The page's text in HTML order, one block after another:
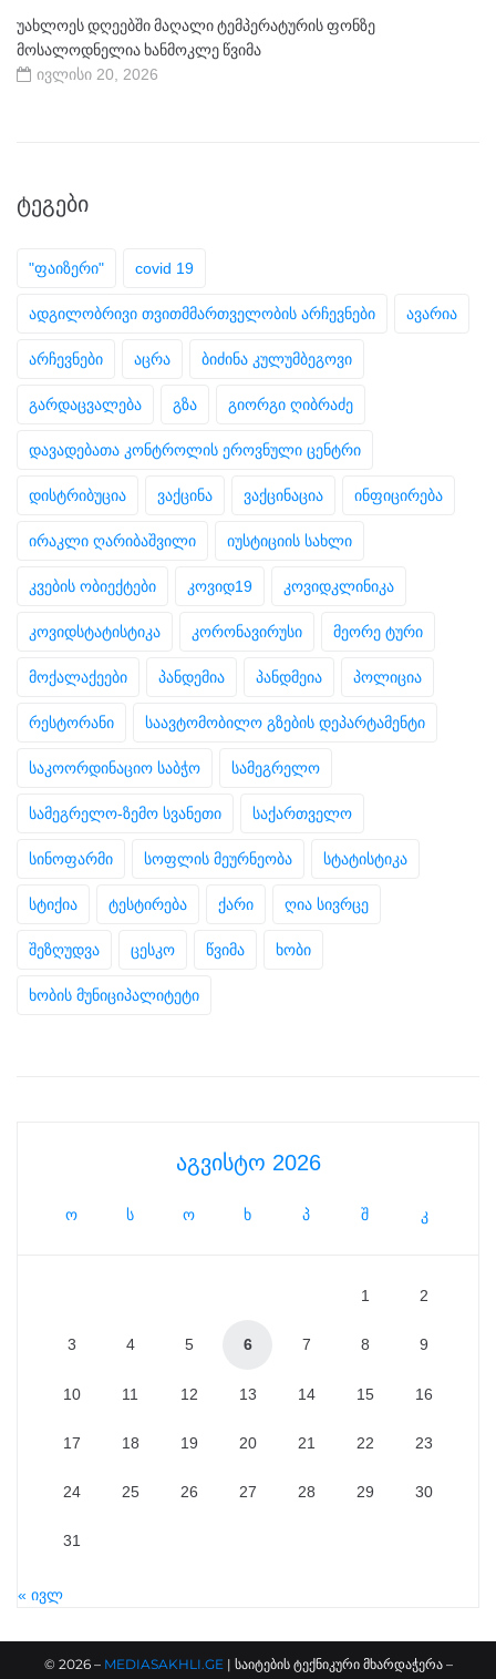
უახლოეს დღეებში მაღალი ტემპერატურის ფონზე
მოსალოდნელია ხანმოკლე წვიმა
ივლისი 20, 2026
ᲢᲔᲒᲔᲑᲘ
"ფაიზერი" covid 19
ადგილობრივი თვითმმართველობის არჩევნები ავარია
არჩევნები აცრა ბიძინა კულუმბეგოვი
გარდაცვალება გზა გიორგი ღიბრაძე
დავადებათა კონტროლის ეროვნული ცენტრი
დისტრიბუცია ვაქცინა ვაქცინაცია ინფიცირება
ირაკლი ღარიბაშვილი იუსტიციის სახლი
კვების ობიექტები კოვიდ19 კოვიდკლინიკა
კოვიდსტატისტიკა კორონავირუსი მეორე ტური
მოქალაქეები პანდემია პანდმეია პოლიცია
რესტორანი საავტომობილო გზების დეპარტამენტი
საკოორდინაციო საბჭო სამეგრელო
სამეგრელო-ზემო სვანეთი საქართველო
სინოფარმი სოფლის მეურნეობა სტატისტიკა
სტიქია ტესტირება ქარი ღია სივრცე
შეზღუდვა ცესკო წვიმა ხობი
ხობის მუნიციპალიტეტი
აგვისტო 2026
ო ს ო ხ პ შ კ
1 2
3 4 5 6 7 8 9
10 11 12 13 14 15 16
17 18 19 20 21 22 23
24 25 26 27 28 29 30
31
« ივლ
© 2026– MEDIASAKHLI.GE | საიტების ტექნიკური მხარდაჭერა –